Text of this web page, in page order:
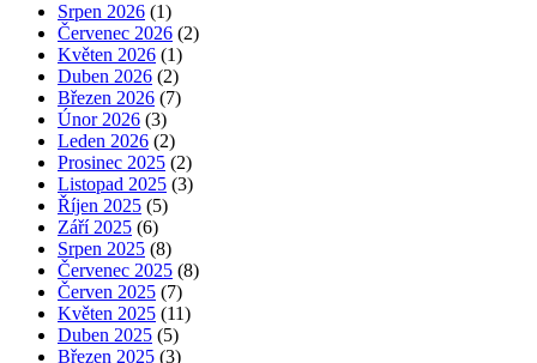
Srpen 2026 (1)
Červenec 2026 (2)
Květen 2026 (1)
Duben 2026 (2)
Březen 2026 (7)
Únor 2026 (3)
Leden 2026 (2)
Prosinec 2025 (2)
Listopad 2025 (3)
Říjen 2025 (5)
Září 2025 (6)
Srpen 2025 (8)
Červenec 2025 (8)
Červen 2025 (7)
Květen 2025 (11)
Duben 2025 (5)
Březen 2025 (3)